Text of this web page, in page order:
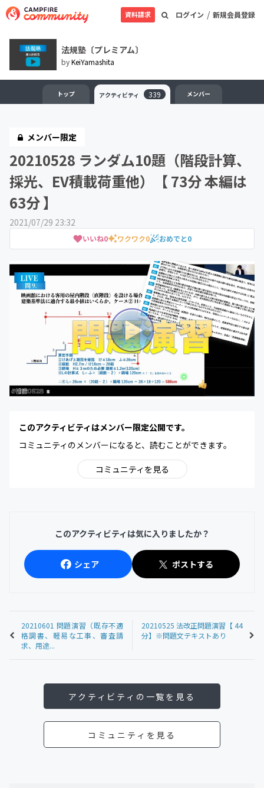
ログイン / 新規会員登録
資料請求
法規塾〔プレミアム〕
byKeiYamashita
トップ アクティビティ 339 メンバー
メンバー限定
20210528 ランダム10題（階段計算、
採光、EV積載荷重他）【 73分 本編は
63分 】
2021/07/29 23:32
いいね0 ワクワク0 おめでと0
このアクティビティはメンバー限定公開です。
コミュニティのメンバーになると、読むことができます。
コミュニティを見る
このアクティビティは気に入りましたか？
シェア ポストする
20210601 問題演習（既存不適
格調書、軽易な工事、審査請
求、用途...
20210525 法改正問題演習【 44
分】※問題文テキストあり
アクティビティの一覧を見る
コミュニティを見る